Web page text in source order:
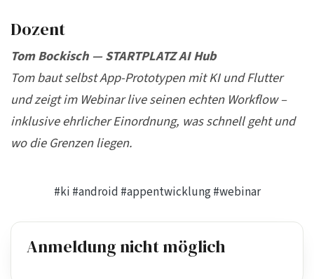
Dozent
Tom Bockisch — STARTPLATZ AI Hub
Tom baut selbst App-Prototypen mit KI und Flutter
und zeigt im Webinar live seinen echten Workflow –
inklusive ehrlicher Einordnung, was schnell geht und
wo die Grenzen liegen.
#ki #android #appentwicklung#webinar
Anmeldung nicht möglich